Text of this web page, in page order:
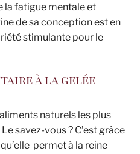
la fatigue mentale et
de sa conception est en
stimulante pour le
à la gelée
naturels les plus
savez-vous ? C’est grâce
permet à la reine